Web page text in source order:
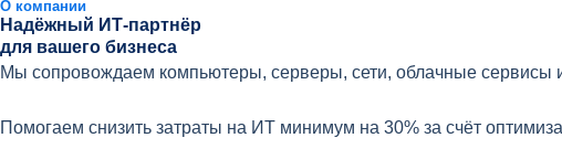
О компании
Надёжный ИТ‑партнёр
для вашего бизнеса
Мы сопровождаем компьютеры, серверы, сети, облачные
Помогаем снизить затраты на ИТ минимум на 30% за счёт